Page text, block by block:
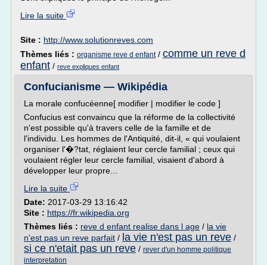
Lire la suite
Site : http://www.solutionreves.com
Thèmes liés : organisme reve d enfant/ comme un reve d
enfant / reve expliques enfant
Confucianisme — Wikipédia
La morale confucéenne[ modifier | modifier le code ]
Confucius est convaincu que la réforme de la collectivité
n'est possible qu'à travers celle de la famille et de
l'individu. Les hommes de l'Antiquité, dit-il, « qui voulaient
organiser l'�?tat, réglaient leur cercle familial ; ceux qui
voulaient régler leur cercle familial, visaient d'abord à
développer leur propre...
Lire la suite
Date: 2017-03-29 13:16:42
Site : https://fr.wikipedia.org
Thèmes liés : reve d enfant realise dans l age / la vie
n'est pas un reve parfait / la vie n'est pas un reve /
si ce n'etait pas un reve / rever d'un homme politique
interpretation